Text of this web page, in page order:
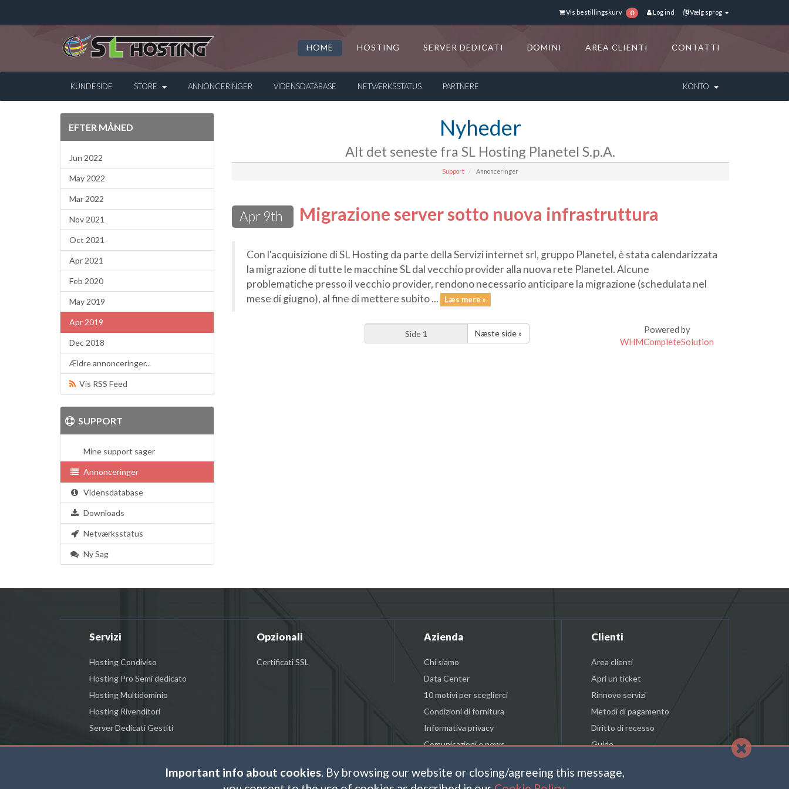
Vælg sprog
Log ind
Vis bestillingskurv 0
HOME HOSTING SERVER DEDICATI DOMINI AREA CLIENTI CONTATTI
KUNDESIDE STORE ANNONCERINGER VIDENSDATABASE NETVÆRKSSTATUS PARTNERE KONTO
Nyheder
Alt det seneste fra SL Hosting Planetel S.p.A.
Support Annonceringer
EFTER MÅNED
Jun 2022
May 2022
Mar 2022
Nov 2021
Oct 2021
Apr 2021
Feb 2020
May 2019
Apr 2019
Dec 2018
Ældre annonceringer...
Vis RSS Feed
Apr 9th Migrazione server sotto nuova infrastruttura
Con l'acquisizione di SL Hosting da parte della Servizi internet srl, gruppo Planetel, è stata calendarizzata
la migrazione di tutte le macchine SL dal vecchio provider alla nuova rete Planetel. Alcune
problematiche presso il vecchio provider, rendono necessario anticipare la migrazione (schedulata nel
mese di giugno), al fine di mettere subito ...
Læs mere »
Næste side »
Powered by
WHMCompleteSolution
SUPPORT
Mine support sager
Annonceringer
Vidensdatabase
Downloads
Netværksstatus
Ny Sag
Servizi
Hosting Condiviso
Hosting Pro Semi dedicato
Hosting Multidominio
Hosting Rivenditori
Server Dedicati Gestiti
Opzionali
Certificati SSL
Azienda
Chi siamo
Data Center
10 motivi per sceglierci
Condizioni di fornitura
Informativa privacy
Comunicazioni e news
Clienti
Area clienti
Apri un ticket
Rinnovo servizi
Metodi di pagamento
Diritto di recesso
Guide
Important info about cookies. By browsing our website or closing/agreeing this message,